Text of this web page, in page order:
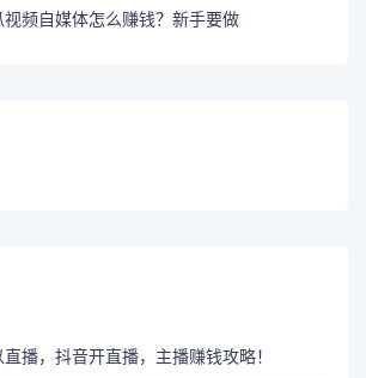
频自媒体怎么赚钱？新手要做
播，抖音开直播，主播赚钱攻略！